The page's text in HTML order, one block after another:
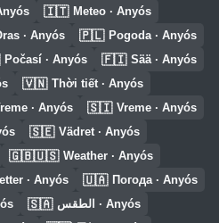
🇮🇹 Meteo · Anyós
· Anyós 🇵🇱 Pogoda · Anyós
Počasí · Anyós 🇫🇮 Sää · Anyós
🇻🇳 Thời tiết · Anyós
· Anyós 🇸🇮 Vreme · Anyós
🇸🇪 Vädret · Anyós
🇬🇧🇺🇸 Weather · Anyós
· Anyós 🇺🇦 Погода · Anyós
🇸🇦 الطقس · Anyós